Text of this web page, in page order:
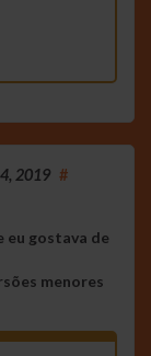
2019 #
eu gostava de
menores